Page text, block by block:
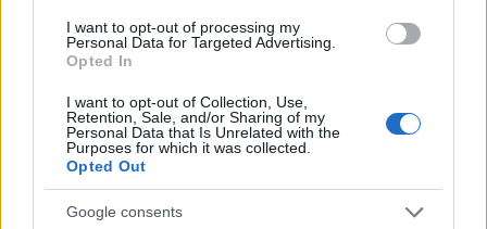
I want to opt-out of processing my
Personal Data for Targeted Advertising.
Opted In
I want to opt-out of Collection, Use,
Retention, Sale, and/or Sharing of my
Personal Data that Is Unrelated with the
Purposes for which it was collected.
Opted Out
Google consents